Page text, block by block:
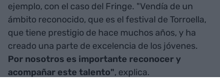
ejemplo, con el caso del Fringe. "Vendía de un
ámbito reconocido, que es el festival de Torroella,
que tiene prestigio de hace muchos años, y ha
creado una parte de excelencia de los jóvenes.
Por nosotros es importante reconocer y
acompañar este talento", explica.